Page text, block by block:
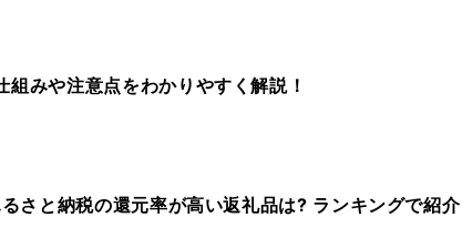
組みや注意点をわかりやすく解説！
るさと納税の還元率が高い返礼品は? ランキングで紹介